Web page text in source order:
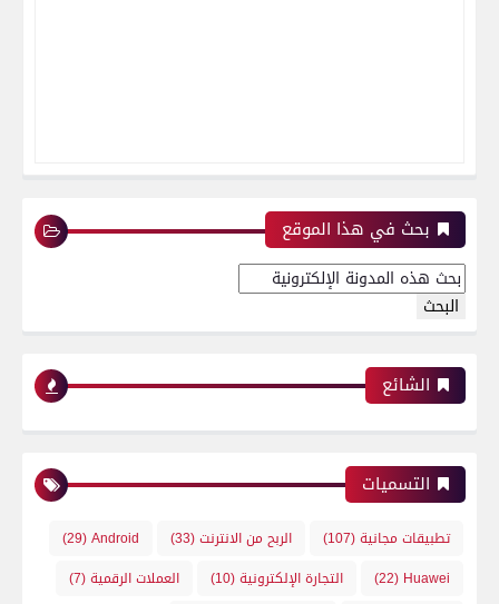
بحث في هذا الموقع
الشائع
التسميات
تطبيقات مجانية(107) الربح من الانترنت(33)
Android
(29)
Huawei
(22) التجارة الإلكترونية(10) العملات الرقمية(7)